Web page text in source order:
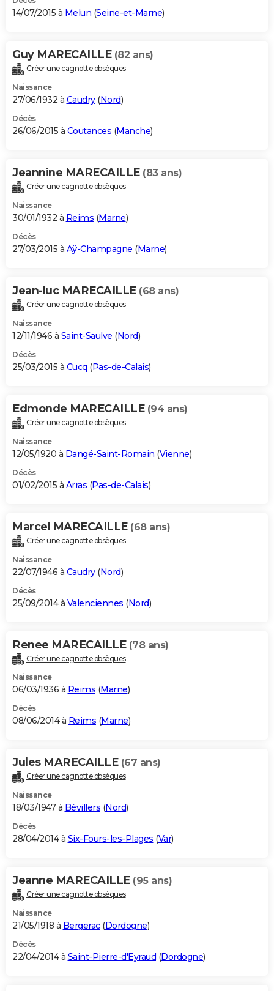
14/07/2015 à Melun (Seine-et-Marne)
Guy MARECAILLE (82 ans)
Créer une cagnotte obsèques
Naissance
27/06/1932 à Caudry(Nord)
Décès
26/06/2015 à Coutances (Manche)
Jeannine MARECAILLE (83 ans)
Créer une cagnotte obsèques
Naissance
30/01/1932 à Reims (Marne)
Décès
27/03/2015 à Aÿ-Champagne (Marne)
Jean-luc MARECAILLE (68 ans)
Créer une cagnotte obsèques
Naissance
12/11/1946 à Saint-Saulve (Nord)
Décès
25/03/2015 à Cucq (Pas-de-Calais)
Edmonde MARECAILLE (94 ans)
Créer une cagnotte obsèques
Naissance
12/05/1920 à Dangé-Saint-Romain (Vienne)
Décès
01/02/2015 à Arras (Pas-de-Calais)
Marcel MARECAILLE (68 ans)
Créer une cagnotte obsèques
Naissance
22/07/1946 à Caudry(Nord)
Décès
25/09/2014 à Valenciennes (Nord)
Renee MARECAILLE (78 ans)
Créer une cagnotte obsèques
Naissance
06/03/1936 à Reims (Marne)
Décès
08/06/2014 à Reims (Marne)
Jules MARECAILLE (67 ans)
Créer une cagnotte obsèques
Naissance
18/03/1947 à Bévillers (Nord)
Décès
28/04/2014 à Six-Fours-les-Plages (Var)
Jeanne MARECAILLE (95 ans)
Créer une cagnotte obsèques
Naissance
21/05/1918 à Bergerac(Dordogne)
Décès
22/04/2014 à Saint-Pierre-d'Eyraud (Dordogne)